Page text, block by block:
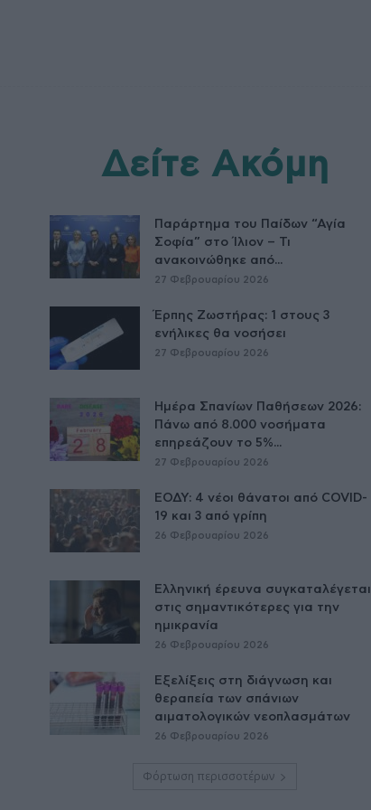
Δείτε Ακόμη
Παράρτημα του Παίδων “Αγία
Σοφία” στο Ίλιον – Τι
ανακοινώθηκε από...
27 Φεβρουαρίου 2026
Έρπης Ζωστήρας: 1 στους 3
ενήλικες θα νοσήσει
27 Φεβρουαρίου 2026
Ημέρα Σπανίων Παθήσεων 2026:
Πάνω από 8.000 νοσήματα
επηρεάζουν το 5%...
27 Φεβρουαρίου 2026
ΕΟΔΥ: 4 νέοι θάνατοι από COVID-
19 και 3 από γρίπη
26 Φεβρουαρίου 2026
Ελληνική έρευνα συγκαταλέγεται
στις σημαντικότερες για την
ημικρανία
26 Φεβρουαρίου 2026
Εξελίξεις στη διάγνωση και
θεραπεία των σπάνιων
αιματολογικών νεοπλασμάτων
26 Φεβρουαρίου 2026
Φόρτωση περισσοτέρων